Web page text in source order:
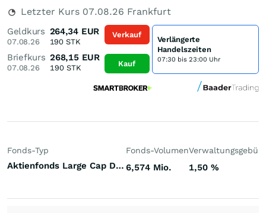
Letzter Kurs 07.08.26 Frankfurt
Geldkurs
07.08.26
264,34 EUR
190 STK
Briefkurs
07.08.26
268,15 EUR
190STK
Verkauf
Kauf
Verlängerte
Handelszeiten
07:30 bis 23:00 Uhr
Fonds-Typ
Aktienfonds Large Cap Deutschland
Fonds-Volumen
6,574 Mio. 1,50 %